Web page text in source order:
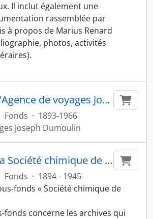
Il inclut également une
rassemblée par
à propos de Marius Renard
photos, activités
Archives de l'Agence de voyages Joseph Dumoulin
Fonds · 1893-1966
Joseph Dumoulin
Archives de la Société chimique de Belgique
Fonds · 1894 - 1945
fonds « Société chimique de
fonds concerne les archives qui